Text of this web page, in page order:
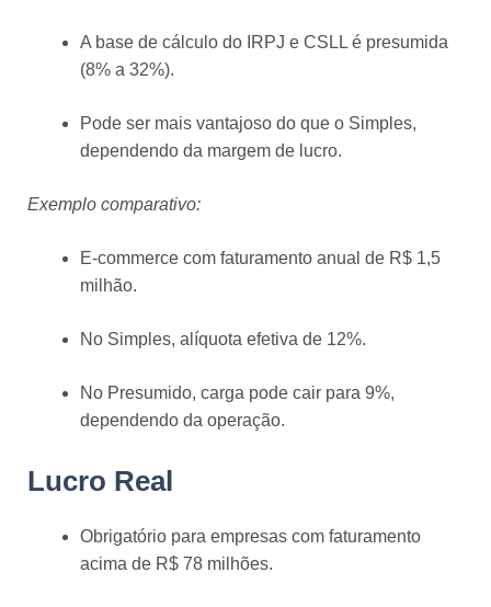
A base de cálculo do IRPJ e CSLL é presumida
(8% a 32%).
Pode ser mais vantajoso do que o Simples,
dependendo da margem de lucro.
Exemplo comparativo:
E-commerce com faturamento anual de R$ 1,5
milhão.
No Simples, alíquota efetiva de 12%.
No Presumido, carga pode cair para 9%,
dependendo da operação.
Lucro Real
Obrigatório para empresas com faturamento
acima de R$ 78 milhões.